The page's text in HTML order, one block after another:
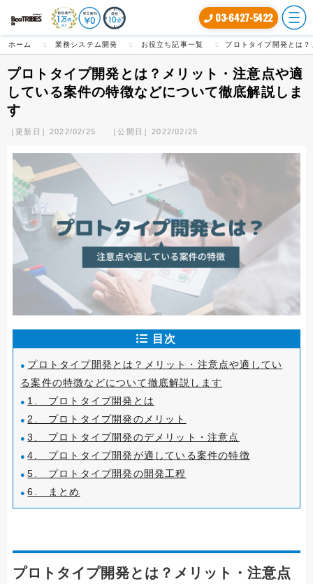
03-6427-5422
ホーム 業務システム開発 お役立ち記事一覧 プロトタイプ開発とは
プロトタイプ開発とは？メリット・注意点や適
している案件の特徴などについて徹底解説しま
す
［更新日］2022/02/25 ［公開日］2022/02/25
目次
プロトタイプ開発とは？メリット・注意点や適してい
る案件の特徴などについて徹底解説します
1. プロトタイプ開発とは
2. プロトタイプ開発のメリット
3. プロトタイプ開発のデメリット・注意点
4. プロトタイプ開発が適している案件の特徴
5. プロトタイプ開発の開発工程
6. まとめ
プロトタイプ開発とは？メリット・注意点